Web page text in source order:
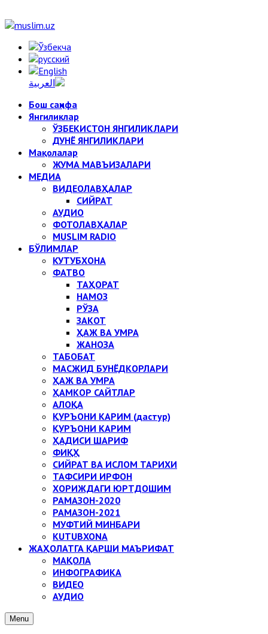
Бош саҳифа
Янгиликлар
ЎЗБЕКИСТОН ЯНГИЛИКЛАРИ
ДУНЁ ЯНГИЛИКЛАРИ
Мақолалар
ЖУМА МАВЪИЗАЛАРИ
МЕДИА
ВИДЕОЛАВҲАЛАР
СИЙРАТ
АУДИО
ФОТОЛАВҲАЛАР
MUSLIM RADIO
БЎЛИМЛАР
КУТУБХОНА
ФАТВО
ТАҲОРАТ
НАМОЗ
РЎЗА
ЗАКОТ
ҲАЖ ВА УМРА
ЖАНОЗА
ТАБОБАТ
МАСЖИД БУНЁДКОРЛАРИ
ҲАЖ ВА УМРА
ҲАМКОР САЙТЛАР
АЛОҚА
ҚУРЪОНИ КАРИМ (дастур)
ҚУРЪОНИ КАРИМ
ҲАДИСИ ШАРИФ
ФИҚҲ
СИЙРАТ ВА ИСЛОМ ТАРИХИ
ТАФСИРИ ИРФОН
ХОРИЖДАГИ ЮРТДОШИМ
РАМАЗОН-2020
РАМАЗОН-2021
МУФТИЙ МИНБАРИ
KUTUBXONA
ЖАҲОЛАТГА ҚАРШИ МАЪРИФАТ
МАҚОЛА
ИНФОГРАФИКА
ВИДЕО
АУДИО
Menu